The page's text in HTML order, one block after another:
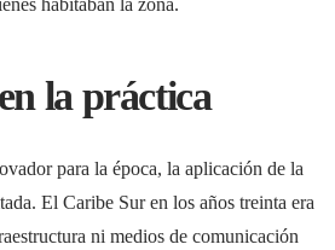
habitaban la zona.
la práctica
para la época, la aplicación de la
El Caribe Sur en los años treinta era
ni medios de comunicación